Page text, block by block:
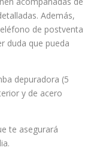
Además,
de postventa
duda que pueda
depuradora (5
y de acero
te asegurará